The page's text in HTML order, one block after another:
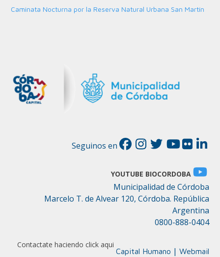
Caminata Nocturna por la Reserva Natural Urbana San Martín
Contactate haciendo click aqui
Seguinos en
YOUTUBE BIOCORDOBA
Municipalidad de Córdoba
Marcelo T. de Alvear 120, Córdoba. República
Argentina
0800-888-0404
Capital Humano | Webmail